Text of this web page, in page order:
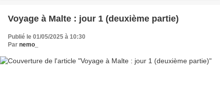
Voyage à Malte : jour 1 (deuxième partie)
Publié le 01/05/2025 à 10:30
Par nemo_